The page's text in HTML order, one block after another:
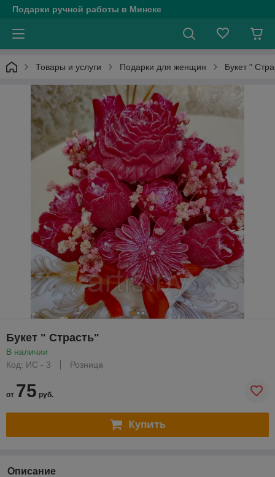
Подарки ручной работы в Минске
Товары и услуги Подарки для женщин Букет "
Букет " Страсть"
В наличии
Код: ИС - 3
Розница
от 75 руб.
Купить
Описание